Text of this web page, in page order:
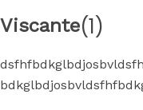
Viscante(1)